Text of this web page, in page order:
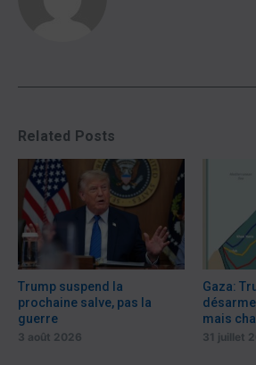
Related Posts
Trump suspend la
prochaine salve, pas la
guerre
3 août 2026
Gaza:
mais
31 juillet